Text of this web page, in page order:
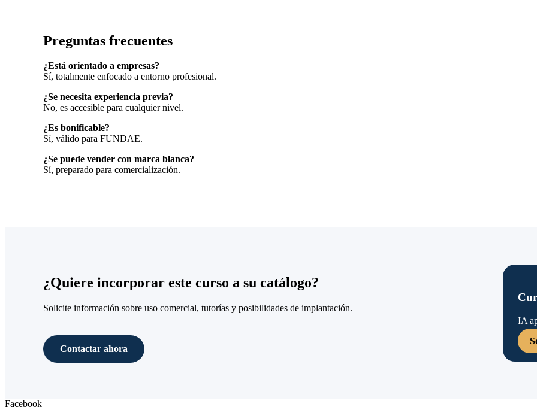
Preguntas frecuentes
¿Está orientado a empresas?
Sí, totalmente enfocado a entorno profesional.
¿Se necesita experiencia previa?
No, es accesible para cualquier nivel.
¿Es bonificable?
Sí, válido para FUNDAE.
¿Se puede vender con marca blanca?
Sí, preparado para comercialización.
¿Quiere incorporar este curso a su catálogo?
Solicite información sobre uso comercial, tutorías y posibilidades de implantación.
Contactar ahora
IA
Facebook